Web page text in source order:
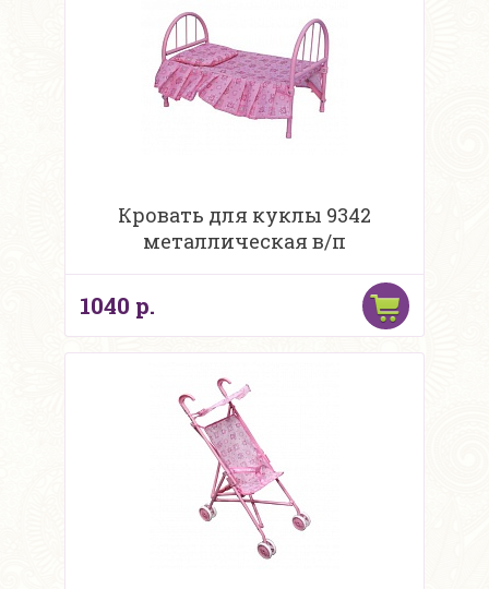
Кровать для куклы 9342
металлическая в/п
1040 р.